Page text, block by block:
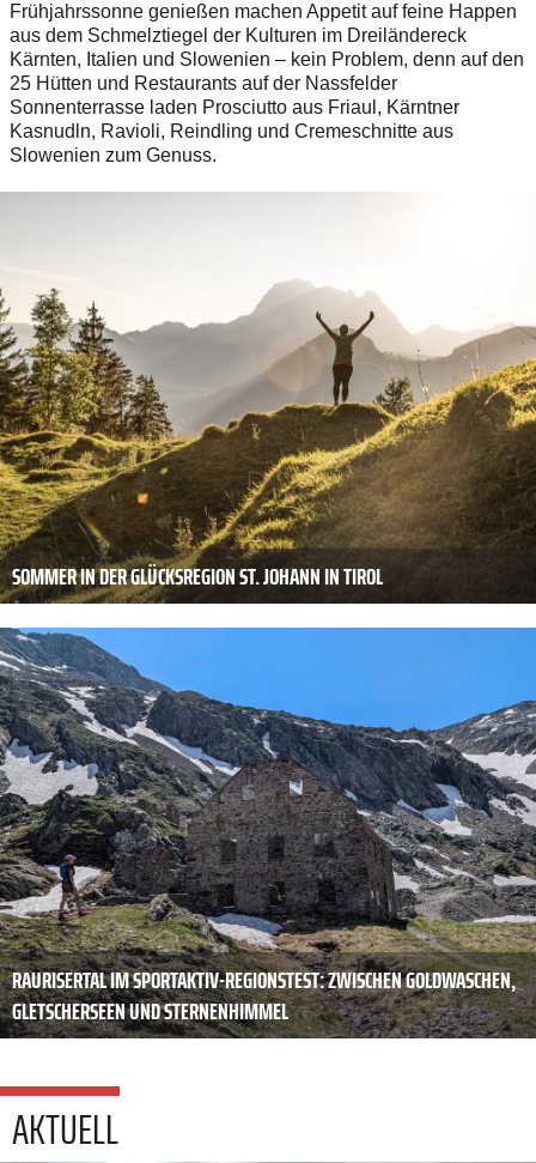
Frühjahrssonne genießen machen Appetit auf feine Happen
aus dem Schmelztiegel der Kulturen im Dreiländereck
Kärnten, Italien und Slowenien – kein Problem, denn auf den
25 Hütten und Restaurants auf der Nassfelder
Sonnenterrasse laden Prosciutto aus Friaul, Kärntner
Kasnudln, Ravioli, Reindling und Cremeschnitte aus
Slowenien zum Genuss.
SOMMER IN DER GLÜCKSREGION ST. JOHANN IN TIROL
RAURISERTAL IM SPORTAKTIV-REGIONSTEST: ZWISCHEN GOLDWASCHEN,
GLETSCHERSEEN UND STERNENHIMMEL
AKTUELL